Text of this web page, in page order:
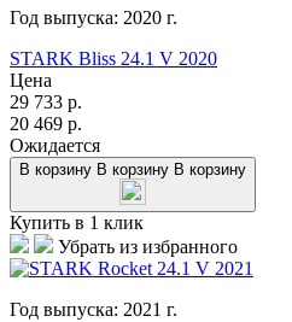
Год выпуска: 2020 г.
STARK Bliss 24.1 V 2020
Цена
29 733 р.
20 469 р.
Ожидается
В корзину В корзину В корзину
Купить в 1 клик
Убрать из избранного
Год выпуска: 2021 г.